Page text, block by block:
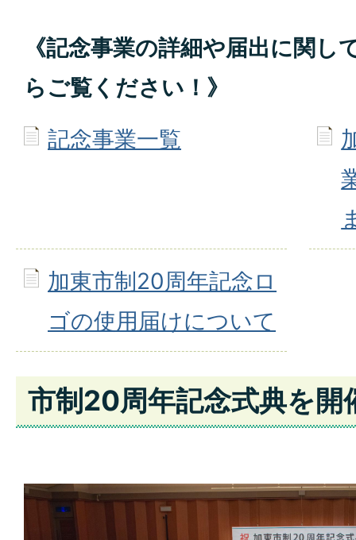
《記念事業の詳細や届出に関し
らご覧ください！》
記念事業一覧
加東市制20周年記念ロ
ゴの使用届けについて
市制20周年記念式典を開